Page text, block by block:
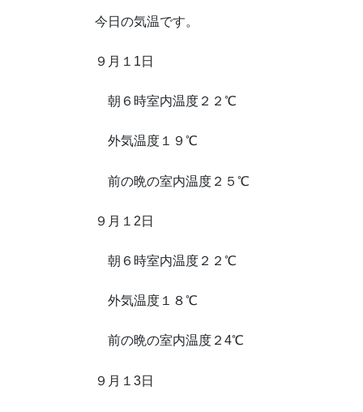
今日の気温です。
９月１1日
朝６時室内温度２２℃
外気温度１９℃
前の晩の室内温度２５℃
９月１2日
朝６時室内温度２２℃
外気温度１８℃
前の晩の室内温度２4℃
９月１3日